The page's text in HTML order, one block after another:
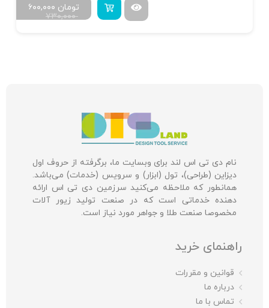
۷۳۰,۰۰۰
۶۰۰,۰۰۰ تومان
نام دی تی اس لند برای وبسایت ما، برگرفته از حروف اول
دیزاین (طراحی)، تول (ابزار) و سرویس (خدمات) می‌باشد.
همانطور که ملاحظه می‌کنید سرزمین دی تی اس ارائه
دهنده خدماتی است که در صنعت تولید زیور آلات
مخصوصا صنعت طلا و جواهر مورد نیاز است.
راهنمای خرید
قوانین و مقررات
درباره ما
تماس با ما